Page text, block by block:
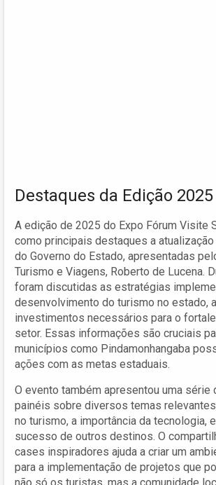
Destaques da Edição
A edição de 2025 do Expo Fórum Visite
como principais destaques a
do Governo do Estado, apresentadas
Turismo e Viagens, Roberto de Lucena.
foram discutidas as estratégias
desenvolvimento do turismo no estado,
investimentos necessários para o
setor. Essas informações são cruciais
municípios como Pindamonhangaba
ações com as metas estaduais.
O evento também apresentou uma série
painéis sobre diversos temas
no turismo, a importância da tecnologia,
sucesso de outros destinos. O
cases inspiradores ajuda a criar um
para a implementação de projetos que
não só os turistas, mas a comunidade